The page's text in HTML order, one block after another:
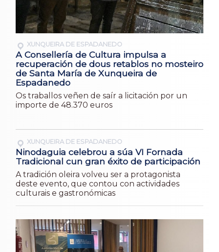
XUNQUEIRA DE ESPADANEDO
A Consellería de Cultura impulsa a
recuperación de dous retablos no mosteiro
de Santa María de Xunqueira de
Espadanedo
Os traballos veñen de saír a licitación por un
importe de 48.370 euros
XUNQUEIRA DE ESPADANEDO
Ninodaguia celebrou a súa VI Fornada
Tradicional cun gran éxito de participación
A tradición oleira volveu ser a protagonista
deste evento, que contou con actividades
culturais e gastronómicas